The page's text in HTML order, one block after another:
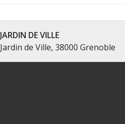
JARDIN DE VILLE
Jardin de Ville, 38000 Grenoble